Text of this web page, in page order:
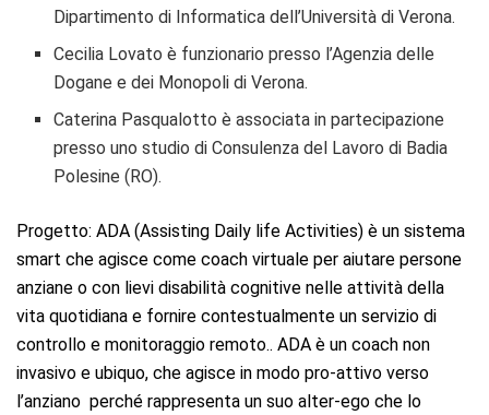
Dipartimento di Informatica dell’Università di Verona.
Cecilia Lovato è funzionario presso l’Agenzia delle
Dogane e dei Monopoli di Verona.
Caterina Pasqualotto è associata in partecipazione
presso uno studio di Consulenza del Lavoro di Badia
Polesine (RO).
Progetto: ADA (Assisting Daily life Activities) è un sistema
smart che agisce come coach virtuale per aiutare persone
anziane o con lievi disabilità cognitive nelle attività della
vita quotidiana e fornire contestualmente un servizio di
controllo e monitoraggio remoto.. ADA è un coach non
invasivo e ubiquo, che agisce in modo pro-attivo verso
l’anziano perché rappresenta un suo alter-ego che lo